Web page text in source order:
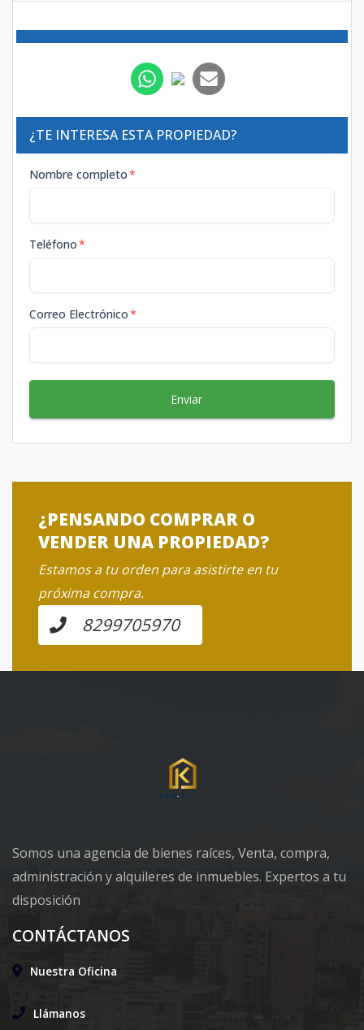
¿TE INTERESA ESTA PROPIEDAD?
Nombre completo*
Teléfono*
Correo Electrónico*
Enviar
¿PENSANDO COMPRAR O
VENDER UNA PROPIEDAD?
Estamos a tu orden para asistirte en tu
próxima compra.
8299705970
Somos una agencia de bienes raíces, Venta, compra,
administración y alquileres de inmuebles. Expertos a tu
disposición
CONTÁCTANOS
Nuestra Oficina
Llámanos